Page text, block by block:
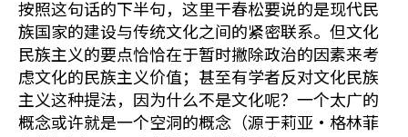
按照这句话的下半句，这里干春松要说的是现代民
族国家的建设与传统文化之间的紧密联系。但文化
民族主义的要点恰恰在于暂时撇除政治的因素来考
虑文化的民族主义价值；甚至有学者反对文化民族
主义这种提法，因为什么不是文化呢？一个太广的
概念或许就是一个空洞的概念（源于莉亚·格林菲